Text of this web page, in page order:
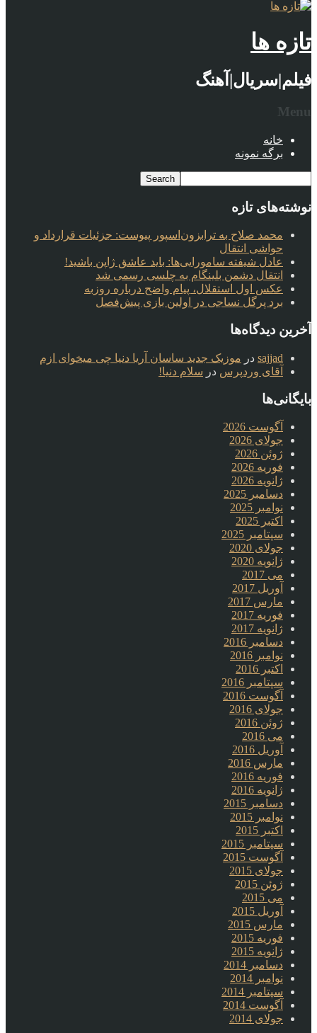
تازه ها
فیلم|سریال|آهنگ
Menu
خانه
برگه نمونه
نوشته‌های تازه
محمد صلاح به ترابزون‌اسپور پیوست: جزئیات قرارداد و
حواشی انتقال
عادل شیفته سامورایی‌ها: باید عاشق ژاپن باشید!
انتقال دشمن بلینگام به چلسی رسمی شد
عکس اول استقلال، پیام واضح درباره روزبه
برد پرگل نساجی در اولین بازی پیش‌فصل
آخرین دیدگاه‌ها
sajjad در موزیک جدید ساسان آریا دنیا چی میخوای ازم
آقای وردپرس در سلام دنیا!
بایگانی‌ها
آگوست 2026
جولای 2026
ژوئن 2026
فوریه 2026
ژانویه 2026
دسامبر 2025
نوامبر 2025
اکتبر 2025
سپتامبر 2025
جولای 2020
ژانویه 2020
می 2017
آوریل 2017
مارس 2017
فوریه 2017
ژانویه 2017
دسامبر 2016
نوامبر 2016
اکتبر 2016
سپتامبر 2016
آگوست 2016
جولای 2016
ژوئن 2016
می 2016
آوریل 2016
مارس 2016
فوریه 2016
ژانویه 2016
دسامبر 2015
نوامبر 2015
اکتبر 2015
سپتامبر 2015
آگوست 2015
جولای 2015
ژوئن 2015
می 2015
آوریل 2015
مارس 2015
فوریه 2015
ژانویه 2015
دسامبر 2014
نوامبر 2014
سپتامبر 2014
آگوست 2014
جولای 2014